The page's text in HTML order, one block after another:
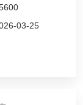
以及酶，细胞
。03-25